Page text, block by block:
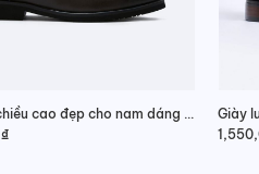
Giày tăng chiều cao đẹp cho nam dáng Derby sang trọng
₫ Giá
Giá